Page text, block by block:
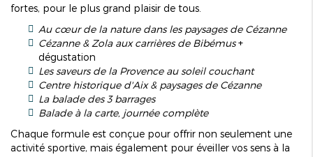
fortes, pour le plus grand plaisir de tous.
Au cœur de la nature dans les paysages de Cézanne
Cézanne & Zola aux carrières de Bibémus+
dégustation
Les saveurs de la Provence au soleil couchant
Centre historique d'Aix & paysages de Cézanne
La balade des 3 barrages
Balade à la carte, journée complète
Chaque formule est conçue pour offrir non seulement une
activité sportive, mais également pour éveiller vos sens à la